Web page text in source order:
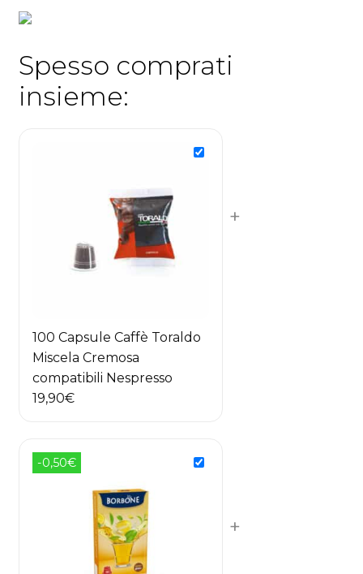
Spesso comprati
insieme:
100 Capsule Caffè Toraldo
Miscela Cremosa
compatibili Nespresso
19,90€
+
-0,50€
+